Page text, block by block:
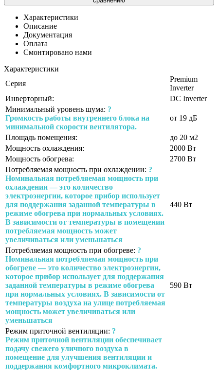
Характеристики
Описание
Документация
Оплата
Смонтировано нами
Характеристики
Серия
Premium
Inverter
Инверторный:
DC Inverter
Минимальный уровень шума: ?
Громкость работы внутреннего блока на
минимальной скорости вентилятора.
от 19 дБ
Площадь помещения:
до 20 м2
Мощность охлаждения:
2000 Вт
Мощность обогрева:
2700 Вт
Потребляемая мощность при охлаждении: ?
Номинальная потребляемая мощность при
охлаждении — это количество
электроэнергии, которое прибор использует
для поддержания заданной температуры в
режиме обогрева при нормальных условиях.
В зависимости от температуры в помещении
потребляемая мощность может
увеличиваться или уменьшаться
440 Вт
Потребляемая мощность при обогреве: ?
Номинальная потребляемая мощность при
обогреве — это количество электроэнергии,
которое прибор использует для поддержания
заданной температуры в режиме обогрева
при нормальных условиях. В зависимости от
температуры воздуха на улице потребляемая
мощность может увеличиваться или
уменьшаться
590 Вт
Режим приточной вентиляции: ?
Режим приточной вентиляции обеспечивает
подачу свежего уличного воздуха в
помещение для улучшения вентиляции и
поддержания комфортного микроклимата.